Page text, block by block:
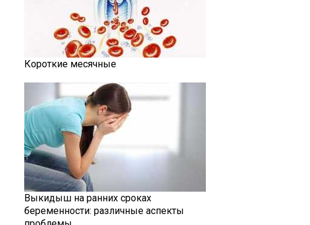
Короткие месячные
Выкидыш на ранних сроках
беременности: различные аспекты